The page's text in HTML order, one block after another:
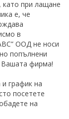
като при лащане
е, че
в
ООД не носи
попълнени
Вашата фирма!
график на
посетете
на